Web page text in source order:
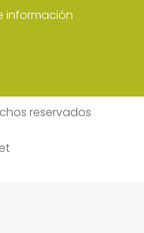
información
reservados